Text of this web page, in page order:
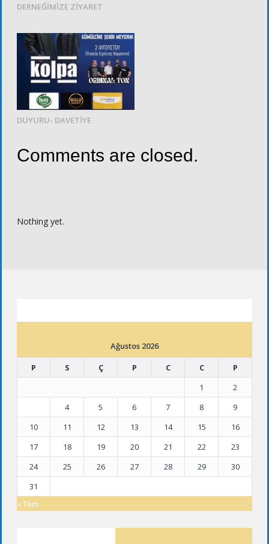
DERNEĞİMİZE ZİYARET
DUYURU- DAVETİYE
Comments are closed.
Nothing yet.
Ağustos 2026
P
S Ç P C C
P
1
2
4 5 6 7 8
9
10
11 12 13 14 15
16
17
18 19 20 21 22
23
24
25 26 27 28 29
30
31
« Tem